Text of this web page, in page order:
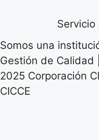
Somos una
Gestión de Calidad
2025 Corporación
CICCE